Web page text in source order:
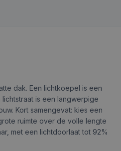
dak. Een lichtkoepel is een
is een langwerpige
Kort samengevat: kies een
ruimte over de volle lengte
met een lichtdoorlaat tot 92%